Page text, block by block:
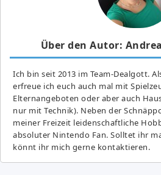
Über den Autor:
Ich bin seit 2013 im Team-Dealgott.
erfreue ich euch auch mal mit
Elternangeboten oder aber auch
nur mit Technik). Neben der
meiner Freizeit leidenschaftliche
absoluter Nintendo Fan. Solltet ihr
könnt ihr mich gerne kontaktieren.